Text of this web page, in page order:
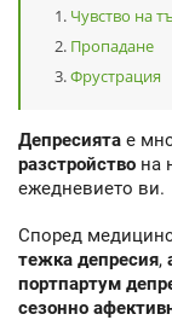
Чувство на
Пропадане
Фрустрация
Депресията е
разстройство на
ежедневието ви.
Според
тежка депресия,
портпартум
сезонно